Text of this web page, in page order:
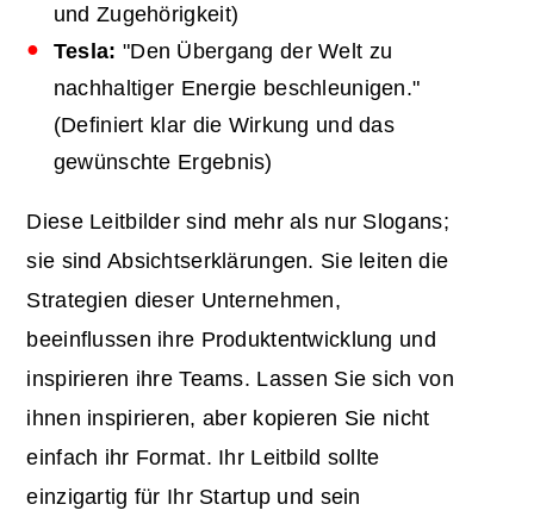
und Zugehörigkeit)
Tesla: "Den Übergang der Welt zu
nachhaltiger Energie beschleunigen."
(Definiert klar die Wirkung und das
gewünschte Ergebnis)
Diese Leitbilder sind mehr als nur Slogans;
sie sind Absichtserklärungen. Sie leiten die
Strategien dieser Unternehmen,
beeinflussen ihre Produktentwicklung und
inspirieren ihre Teams. Lassen Sie sich von
ihnen inspirieren, aber kopieren Sie nicht
einfach ihr Format. Ihr Leitbild sollte
einzigartig für Ihr Startup und sein